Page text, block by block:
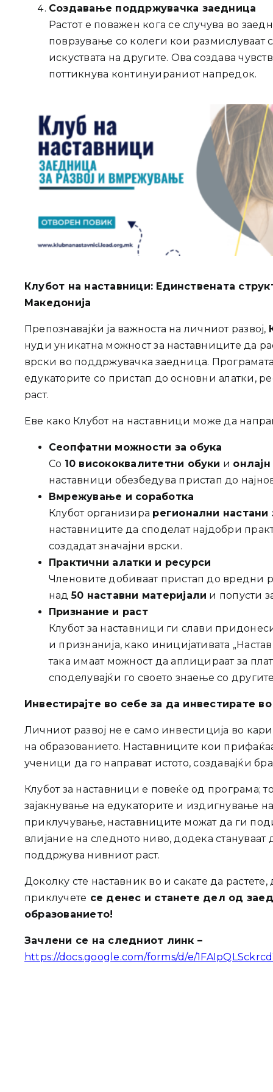
Создавање поддржувачка заедница
Растот е поважен кога се случува во
поврзување со колеги кои
искуствата на другите. Ова создава
поттикнува континуираниот напредок.
Клубот на наставници: Единствената
Македонија
Препознавајќи ја важноста на личниот развој,
нуди уникатна можност за наставниците да
врски во поддржувачка заедница.
едукаторите со пристап до основни алатки,
раст.
Еве како Клубот на наставници може да
Сеопфатни можности за обука
Со 10 висококвалитетни обуки и
наставници обезбедува пристап до
Вмрежување и соработка
Клубот организира регионални
наставниците да споделат најдобри
создадат значајни врски.
Практични алатки и ресурси
Членовите добиваат пристап до вредни
над50 наставни материјали и попусти
Признание и раст
Клубот за наставници ги слави
и признанија, како иницијативата
така имаат можност да аплицираат за
споделувајќи го своето знаење со
Инвестирајте во себе за да инвестирате
Личниот развој не е само инвестиција во
на образованието. Наставниците кои
ученици да го направат истото, создавајќи
Клубот за наставници е повеќе од програма;
зајакнување на едукаторите и издигнување
приклучување, наставниците можат да ги
влијание на следното ниво, додека
поддржува нивниот раст.
Доколку сте наставник во и сакате да
приклучете се денес и станете дел од
образованието!
Зачлени се на следниот линк –
https://docs.google.com/forms/d/e/